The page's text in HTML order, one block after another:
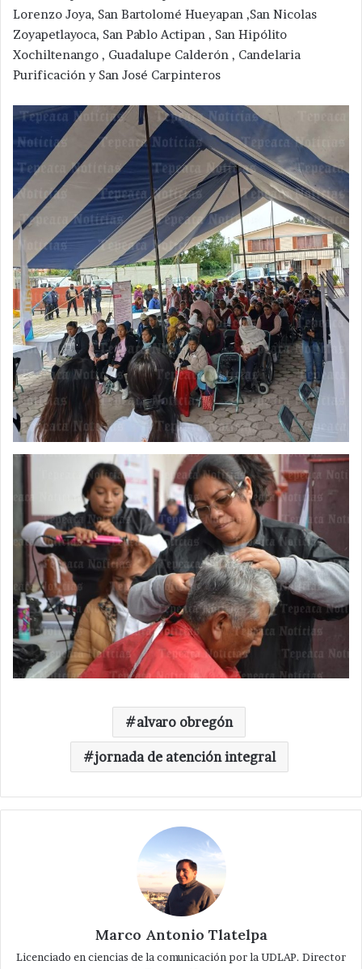
Lorenzo Joya, San Bartolomé Hueyapan ,San Nicolas
Zoyapetlayoca, San Pablo Actipan , San Hipólito
Xochiltenango , Guadalupe Calderón , Candelaria
Purificación y San José Carpinteros
alvaro obregón
jornada de atención integral
Marco Antonio Tlatelpa
Licenciado en ciencias de la comunicación por la UDLAP. Director